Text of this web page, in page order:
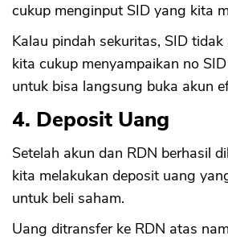
cukup menginput SID yang kita
Kalau pindah sekuritas, SID
kita cukup menyampaikan no
untuk bisa langsung buka akun
4. Deposit Uang
Setelah akun dan RDN berhasil
kita melakukan deposit uang
untuk beli saham.
Uang ditransfer ke RDN atas